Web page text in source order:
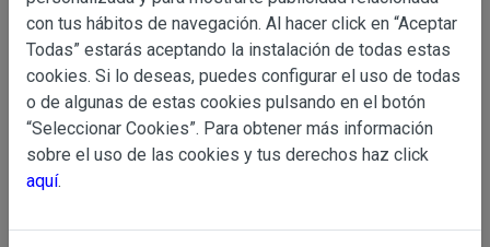
Información
Básica
sobre
de Datos
OBJETO
Las presentes Condiciones Generales regulan la
web www.perustocks.es, del que es titular ALBERT
YACARINE (en adelante, PERUSTOCKS).
La adquisición de cualesquiera de los productos
con tus hábitos de navegación. Al hacer click en “Aceptar
Todas” estarás aceptando la instalación de todas estas
cookies. Si lo deseas, puedes configurar el uso de todas
o de algunas de estas cookies pulsando en el botón
“Seleccionar Cookies”. Para obtener más información
sobre el uso de las cookies y tus derechos haz click
aquí.